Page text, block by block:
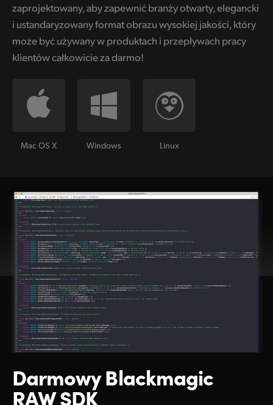
zaprojektowany, aby zapewnić branży otwarty, elegancki
i ustandaryzowany format obrazu wysokiej jakości, który
może być używany w produktach i przepływach pracy
klientów całkowicie za darmo!
Mac OS X Windows Linux
Darmowy Blackmagic
RAW SDK